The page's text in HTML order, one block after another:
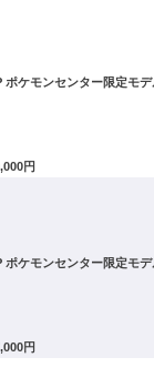
ポケモンセンター限定モ
円
ポケモンセンター限定モ
円